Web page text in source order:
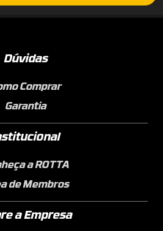
Dúvidas
Comprar
Garantia
a ROTTA
de Membros
a Empresa